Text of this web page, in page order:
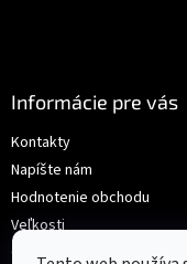
Informácie pre vás
Kontakty
Napíšte nám
Hodnotenie obchodu
Veľkosti
Obchodné podmienky